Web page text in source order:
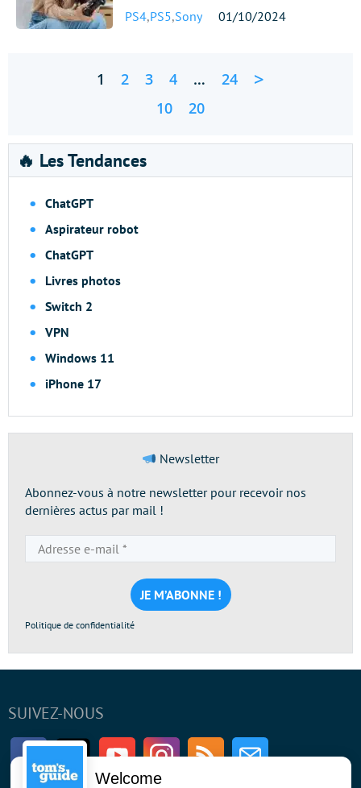
PS4,PS5,Sony 01/10/2024
1 2 3 4 … 24 >
10 20
🔥 Les Tendances
ChatGPT
Aspirateur robot
ChatGPT
Livres photos
Switch 2
VPN
Windows 11
iPhone 17
Newsletter
Abonnez-vous à notre newsletter pour recevoir nos
dernières actus par mail !
e-
mail
*
Politique de confidentialité
SUIVEZ-NOUS
FacebookTwitter Youtube InstagramRSS Newsletter
Welcome